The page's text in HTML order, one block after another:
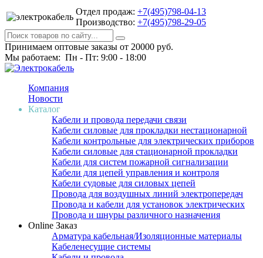
Отдел продаж: +7(495)798-04-13
Производство: +7(495)798-29-05
Принимаем оптовые заказы от 20000 руб.
Мы работаем: Пн - Пт: 9:00 - 18:00
Компания
Новости
Каталог
Кабели и провода передачи связи
Кабели силовые для прокладки нестационарной
Кабели контрольные для электрических приборов
Кабели силовые для стационарной прокладки
Кабели для систем пожарной сигнализации
Кабели для цепей управления и контроля
Кабели судовые для силовых цепей
Провода для воздушных линий электропередач
Провода и кабели для установок электрических
Провода и шнуры различного назначения
Online Заказ
Арматура кабельная/Изоляционные материалы
Кабеленесущие системы